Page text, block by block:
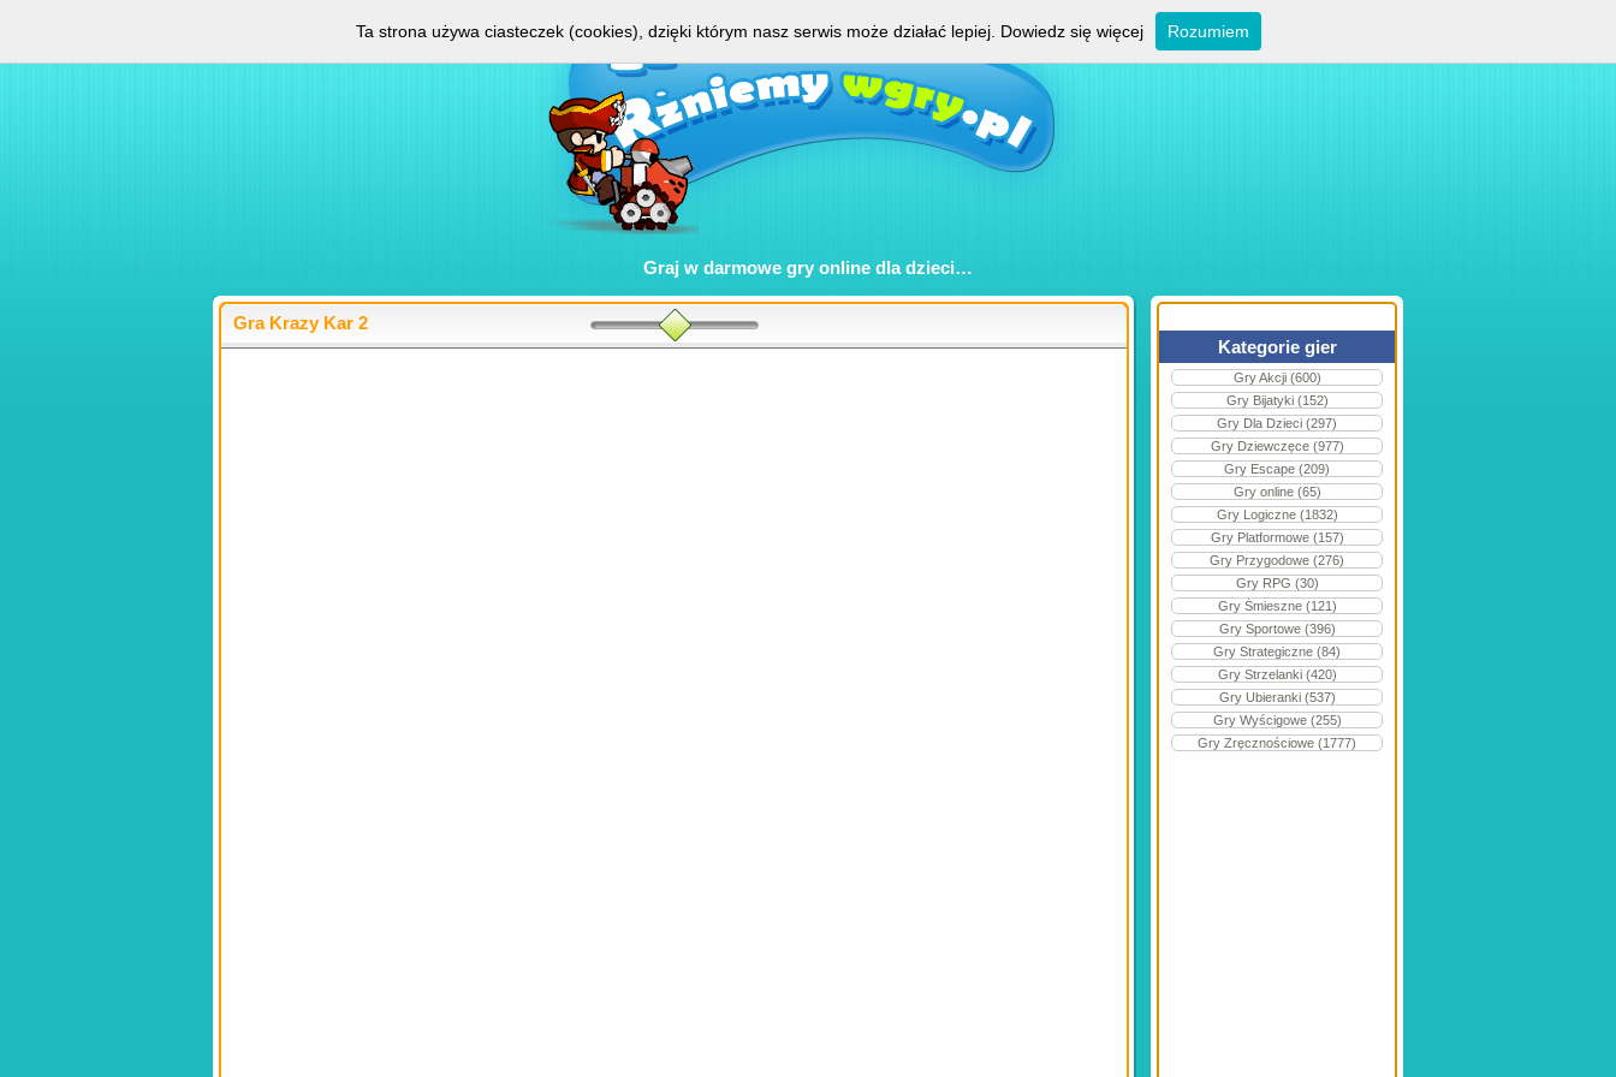
Graj w darmowe gry online dla dzieci…
Gra Krazy Kar 2
Kategorie gier
Gry Akcji (600)
Gry Bijatyki (152)
Gry Dla Dzieci (297)
Gry Dziewczęce (977)
Gry Escape (209)
Gry online (65)
Gry Logiczne (1832)
Gry Platformowe (157)
Gry Przygodowe (276)
Gry RPG (30)
Gry Śmieszne (121)
Gry Sportowe (396)
Gry Strategiczne (84)
Gry Strzelanki (420)
Gry Ubieranki (537)
Gry Wyścigowe (255)
Gry Zręcznościowe (1777)
Ta strona używa ciasteczek (cookies), dzięki którym nasz serwis może działać lepiej. Dowiedz się więcej Rozumiem